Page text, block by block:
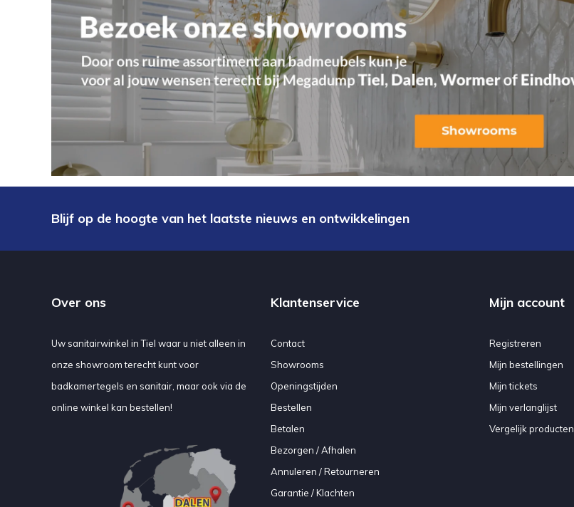
Blijf op de hoogte van het laatste nieuws en ontwikkelingen
Over ons
Uw sanitairwinkel in Tiel waar u niet alleen in
onze showroom terecht kunt voor
badkamertegels en sanitair, maar ook via de
online winkel kan bestellen!
Klantenservice
Contact
Showrooms
Openingstijden
Bestellen
Betalen
Bezorgen / Afhalen
Annuleren / Retourneren
Garantie / Klachten
Mijn account
Registreren
Mijn bestellingen
Mijn tickets
Mijn verlanglijst
Vergelijk producten